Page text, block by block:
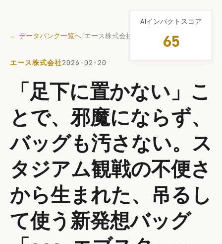
← データバンク一覧へ/エース株式会社
エース株式会社2026-02-20
「足下に置かない」こ
とで、邪魔にならず、
バッグも汚さない。ス
タジアム観戦の不便さ
から生まれた、吊るし
て使う新発想バッグ
AIインパクトスコア
65